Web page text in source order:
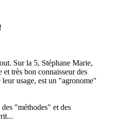
Sur la 5, Stéphane Marie,
et très bon connaisseur des
leur usage, est un "agronome"
"méthodes" et des